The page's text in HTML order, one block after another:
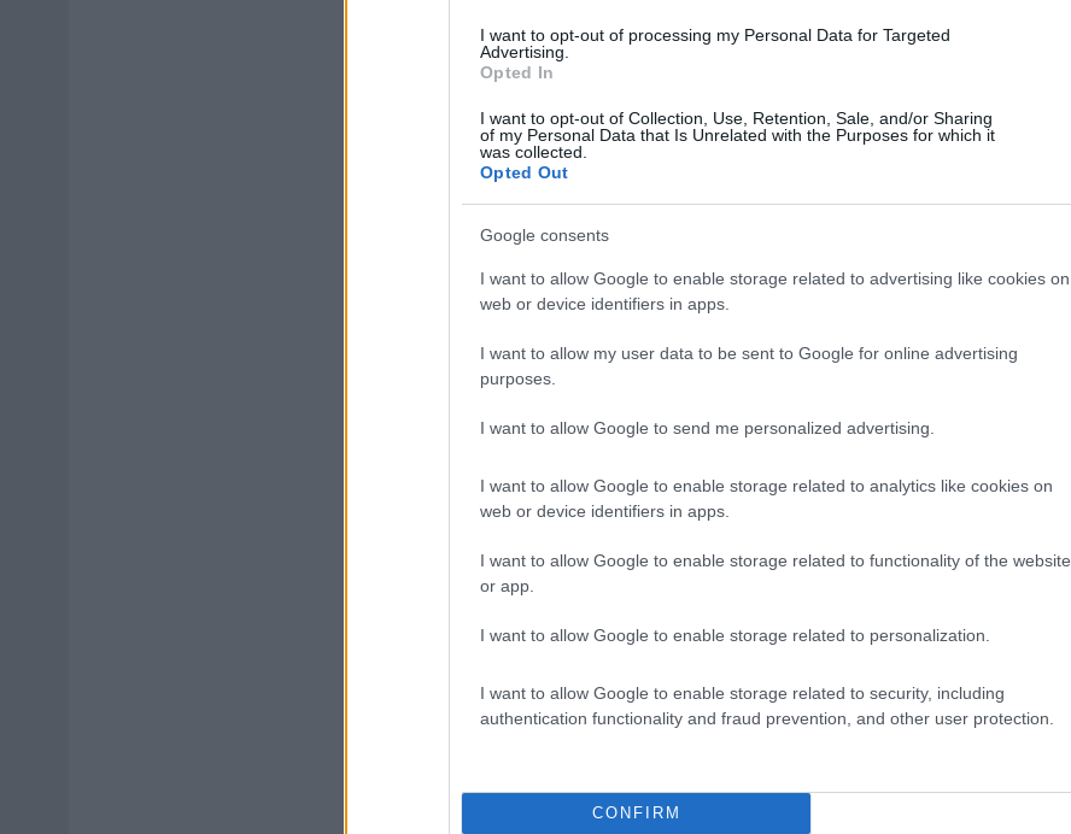
I want to opt-out of processing my Personal Data for Targeted
Advertising.
Opted In
I want to opt-out of Collection, Use, Retention, Sale, and/or Sharing
of my Personal Data that Is Unrelated with the Purposes for which it
was collected.
Opted Out
Google consents
I want to allow Google to enable storage related to advertising like cookies on
web or device identifiers in apps.
I want to allow my user data to be sent to Google for online advertising
purposes.
I want to allow Google to send me personalized advertising.
I want to allow Google to enable storage related to analytics like cookies on
web or device identifiers in apps.
I want to allow Google to enable storage related to functionality of the website
or app.
I want to allow Google to enable storage related to personalization.
I want to allow Google to enable storage related to security, including
authentication functionality and fraud prevention, and other user protection.
CONFIRM